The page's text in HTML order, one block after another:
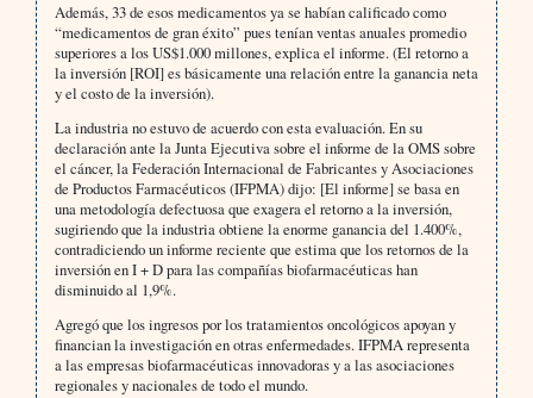
Además, 33 de esos medicamentos ya se habían calificado como
“medicamentos de gran éxito” pues tenían ventas anuales promedio
superiores a los US$1.000 millones, explica el informe. (El retorno a
la inversión [ROI] es básicamente una relación entre la ganancia neta
y el costo de la inversión).
La industria no estuvo de acuerdo con esta evaluación. En su
declaración ante la Junta Ejecutiva sobre el informe de la OMS sobre
el cáncer, la Federación Internacional de Fabricantes y Asociaciones
de Productos Farmacéuticos (IFPMA) dijo: [El informe] se basa en
una metodología defectuosa que exagera el retorno a la inversión,
sugiriendo que la industria obtiene la enorme ganancia del 1.400%,
contradiciendo un informe reciente que estima que los retornos de la
inversión en I + D para las compañías biofarmacéuticas han
disminuido al 1,9%.
Agregó que los ingresos por los tratamientos oncológicos apoyan y
financian la investigación en otras enfermedades. IFPMA representa
a las empresas biofarmacéuticas innovadoras y a las asociaciones
regionales y nacionales de todo el mundo.